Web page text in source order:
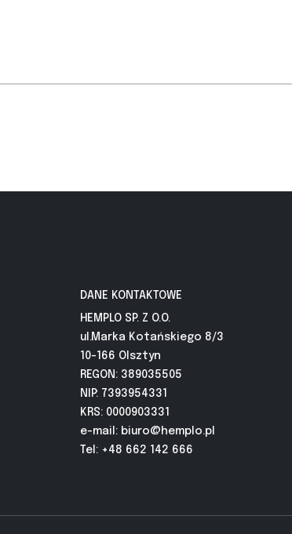
DANE KONTAKTOWE
HEMPLO SP. Z O.O.
ul.Marka Kotańskiego 8/3
10-166 Olsztyn
REGON: 389035505
NIP: 7393954331
KRS: 0000903331
e-mail: biuro@hemplo.pl
Tel: +48 662 142 666